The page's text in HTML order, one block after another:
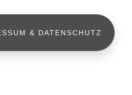
& DATENSCHUTZ